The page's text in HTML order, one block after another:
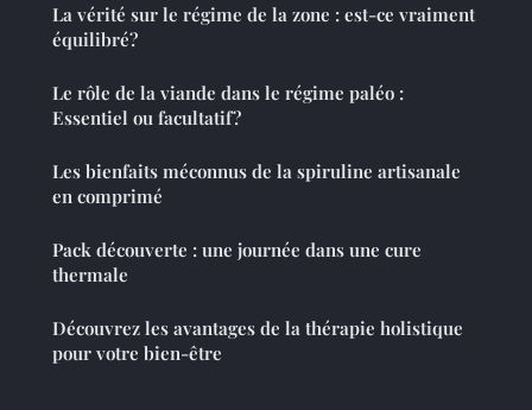
La vérité sur le régime de la zone : est-ce vraiment
équilibré?
Le rôle de la viande dans le régime paléo :
Essentiel ou facultatif?
Les bienfaits méconnus de la spiruline artisanale
en comprimé
Pack découverte : une journée dans une cure
thermale
Découvrez les avantages de la thérapie holistique
pour votre bien-être